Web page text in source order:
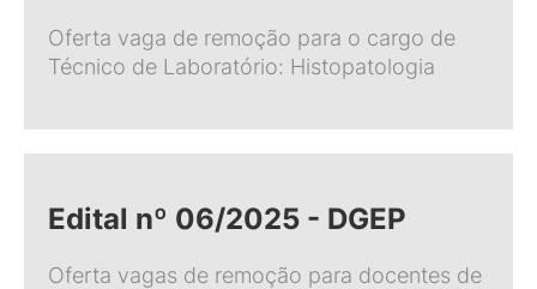
Oferta vaga de remoção para o cargo de
Técnico de Laboratório: Histopatologia
Edital nº 06/2025 - DGEP
Oferta vagas de remoção para docentes de